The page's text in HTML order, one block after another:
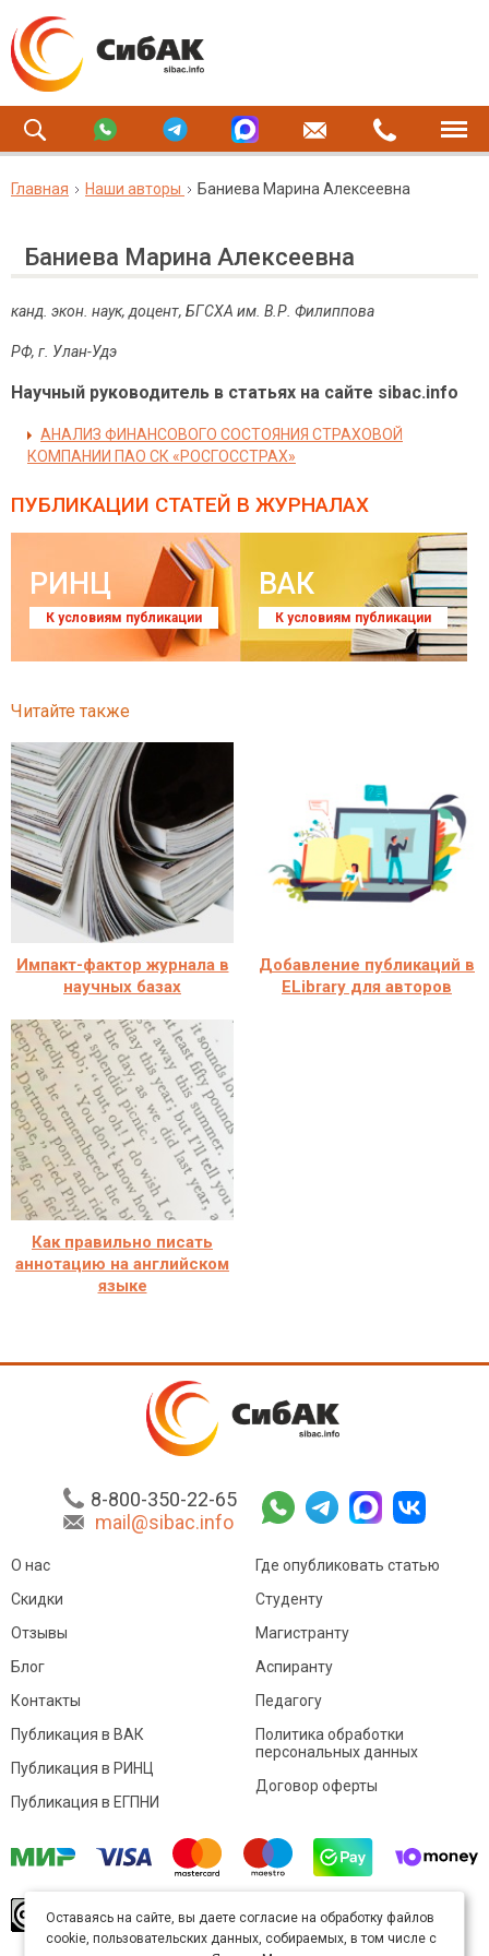
Главная Наши авторы Баниева Марина Алексеевна
Баниева Марина Алексеевна
канд. экон. наук, доцент, БГСХА им. В.Р. Филиппова
РФ, г. Улан-Удэ
Научный руководитель в статьях на сайте sibac.info
АНАЛИЗ ФИНАНСОВОГО СОСТОЯНИЯ СТРАХОВОЙ
КОМПАНИИ ПАО СК «РОСГОССТРАХ»
ПУБЛИКАЦИИ СТАТЕЙ В ЖУРНАЛАХ
РИНЦ
К условиям публикации
ВАК
К условиям публикации
Читайте также
Импакт-фактор журнала в
научных базах
Добавление публикаций в
ELibrary для авторов
Как правильно писать
аннотацию на английском
языке
8-800-350-22-65
mail@sibac.info
О нас
Скидки
Отзывы
Блог
Контакты
Где опубликовать статью
Студенту
Магистранту
Аспиранту
Педагогу
Публикация в ВАК
Публикация в РИНЦ
Публикация в ЕГПНИ
Политика обработки
персональных данных
Договор оферты
произведение доступно полицензии Creative
Commons «Attribution» («Атрибуция») 4.0
Оставаясь на сайте, вы даете согласие на обработку файлов
cookie, пользовательских данных, собираемых, в том числе с